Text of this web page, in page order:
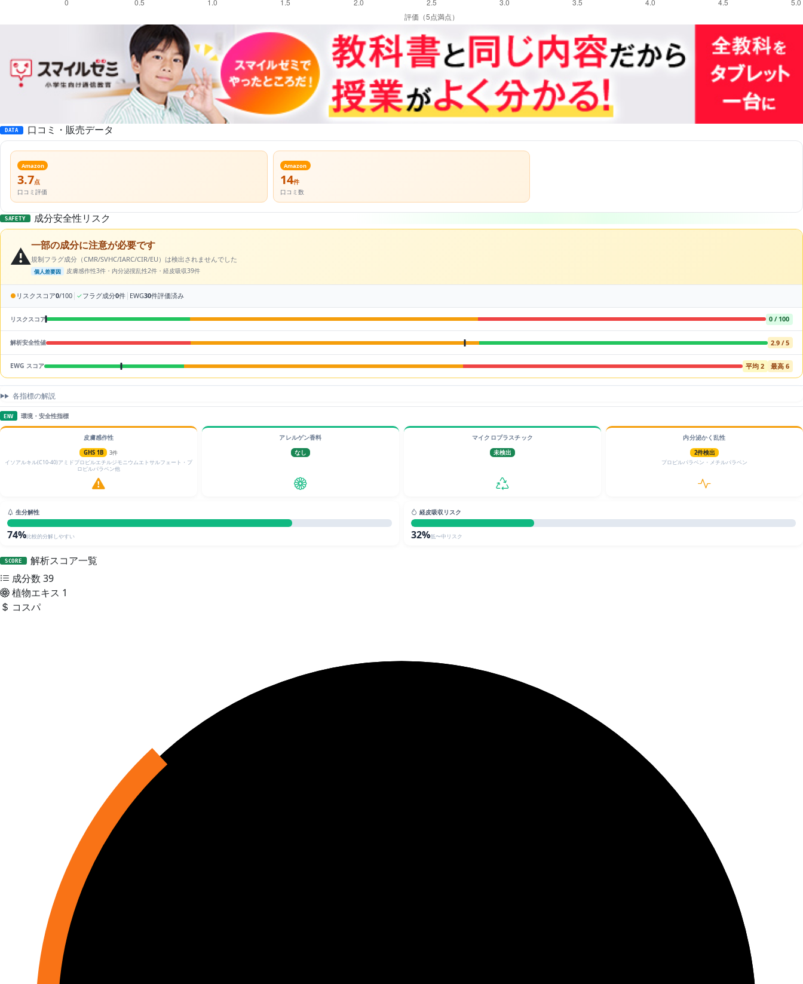
DATA 口コミ・販売データ
Amazon
3.7点
口コミ評価
Amazon
14件
口コミ数
SAFETY 成分安全性リスク
⚠️一部の成分に注意が必要です
規制フラグ成分（CMR/SVHC/IARC/CIR/EU）は検出されませんでした
個人差要因 皮膚感作性3件・内分泌撹乱性2件・経皮吸収39件
● リスクスコア0/100 | ✓フラグ成分0件 | EWG30件評価済み
リスクスコア 0 / 100
解析安全性値 2.9 / 5
EWG スコア 平均 2 最高 6
各指標の解説
ENV 環境・安全性指標
皮膚感作性
GHS 1B
3件
イソアルキル(C10-40)アミドプロピルエチルジモニウムエトサルフェート・プ
ロピルパラベン他
アレルゲン香料
なし
マイクロプラスチック
未検出
内分泌かく乱性
2件検出
プロピルパラベン・メチルパラベン
生分解性
74%比較的分解しやすい
経皮吸収リスク
32%低〜中リスク
SCORE
解析スコア一覧
成分数 39
植物エキス 1
コスパ